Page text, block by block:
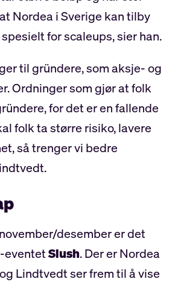
Nordea i Sverige kan tilby
for scaleups, sier han.
til gründere, som aksje- og
Ordninger som gjør at folk
for det er en fallende
folk ta større risiko, lavere
så trenger vi bedre
desember er det
eventetSlush. Der er Nordea
Lindtvedt ser frem til å vise